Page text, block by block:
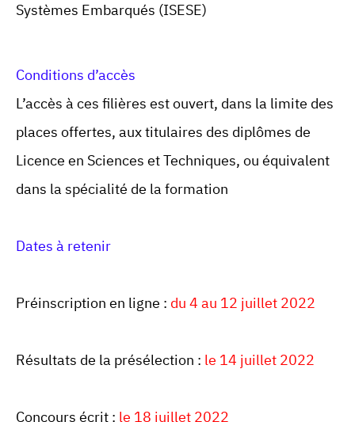
Systèmes Embarqués (ISESE)
Conditions d’accès
L’accès à ces filières est ouvert, dans la limite des
places offertes, aux titulaires des diplômes de
Licence en Sciences et Techniques, ou équivalent
dans la spécialité de la formation
Dates à retenir
Préinscription en ligne : du 4 au 12 juillet 2022
Résultats de la présélection : le 14 juillet 2022
Concours écrit : le 18 juillet 2022